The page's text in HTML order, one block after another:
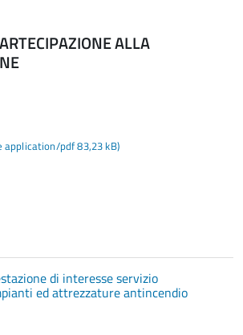
ALLA
application/pdf 83,23 kB)
di interesse servizio
ed attrezzature antincendio